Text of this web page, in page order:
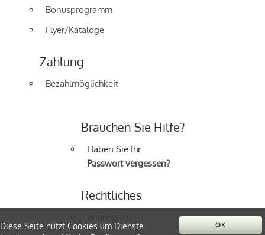
Bonusprogramm
Flyer/Kataloge
Zahlung
Bezahlmöglichkeit
Brauchen Sie Hilfe?
Haben Sie Ihr
Passwort vergessen?
Rechtliches
OK
Diese Seite nutzt Cookies um Dienste